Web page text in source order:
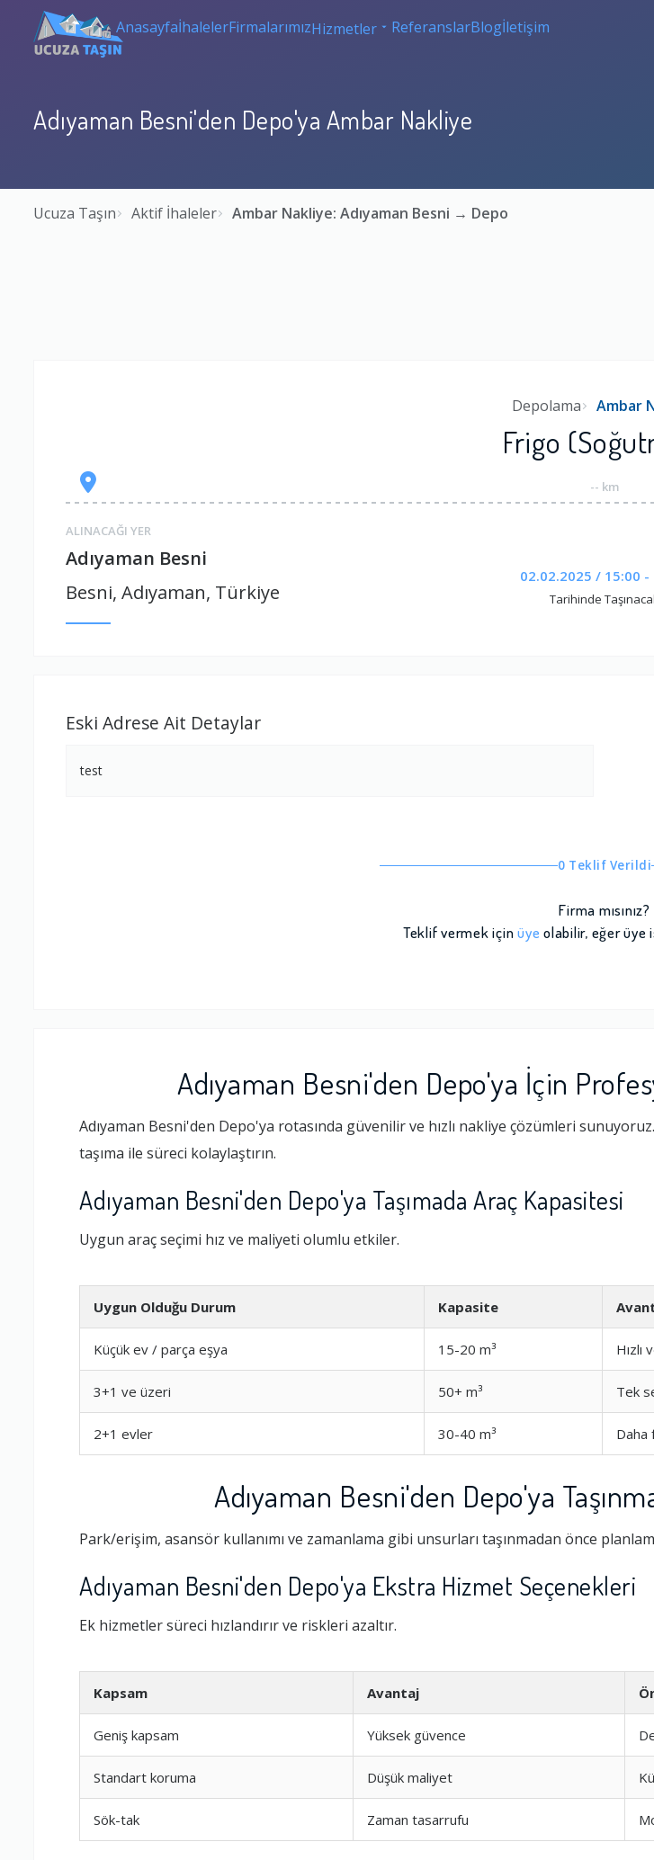
AnasayfaİhalelerFirmalarımızHizmetler ReferanslarBlogİletişim
Adıyaman Besni'den Depo'ya Ambar Nakliye
Ucuza Taşın Aktif İhaleler Ambar Nakliye: Adıyaman Besni → Depo
Depolama Ambar
Frigo
-- km
ALINACAĞI YER
Adıyaman Besni
Besni, Adıyaman, Türkiye
02.02.2025 / 15:00 -
Tarihinde
Eski Adrese Ait Detaylar
test
0 Teklif Verildi
Firma mısınız?
Teklif vermek içinüye olabilir, eğer üye
Adıyaman Besni'den Depo'ya İçin
Adıyaman Besni'den Depo'ya rotasında güvenilir ve hızlı nakliye çözümleri
taşıma ile süreci kolaylaştırın.
Adıyaman Besni'den Depo'ya Taşımada Araç Kapasitesi
Uygun araç seçimi hız ve maliyeti olumlu etkiler.
Uygun Olduğu Durum Kapasite
Küçük ev / parça eşya 15-20 m³ Hızlı
3+1 ve üzeri 50+ m³ Tek
2+1 evler 30-40 m³ Daha
Adıyaman Besni'den Depo'ya
Park/erişim, asansör kullanımı ve zamanlama gibi unsurları taşınmadan önce
Adıyaman Besni'den Depo'ya Ekstra Hizmet Seçenekleri
Ek hizmetler süreci hızlandırır ve riskleri azaltır.
Kapsam Avantaj
Geniş kapsam Yüksek güvence
Standart koruma Düşük maliyet
Sök-tak Zaman tasarrufu